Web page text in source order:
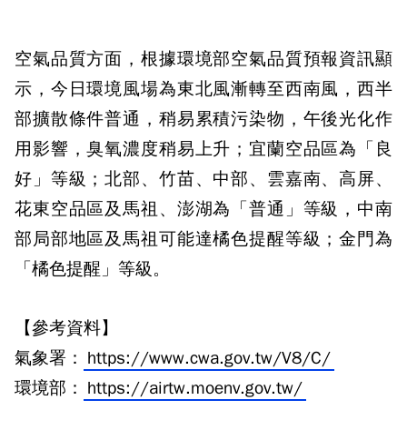
空氣品質方面，根據環境部空氣品質預報資訊顯
示，今日環境風場為東北風漸轉至西南風，西半
部擴散條件普通，稍易累積污染物，午後光化作
用影響，臭氧濃度稍易上升；宜蘭空品區為「良
好」等級；北部、竹苗、中部、雲嘉南、高屏、
花東空品區及馬祖、澎湖為「普通」等級，中南
部局部地區及馬祖可能達橘色提醒等級；金門為
「橘色提醒」等級。
【參考資料】
氣象署： https://www.cwa.gov.tw/V8/C/
環境部： https://airtw.moenv.gov.tw/